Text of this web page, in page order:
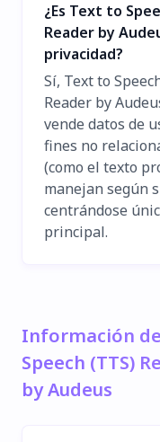
¿Es Text to
Reader by
privacidad?
Sí, Text to
Reader by
vende datos de
fines no
(como el texto
manejan según
centrándose
principal.
Información
Speech (TTS)
by Audeus